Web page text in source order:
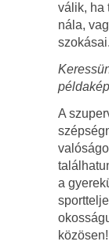
válik, ha
nála,
szokásai.
A
a
közösen!